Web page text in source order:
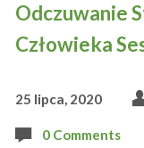
Odczuwanie
Człowieka
25 lipca, 2020
0 Comments